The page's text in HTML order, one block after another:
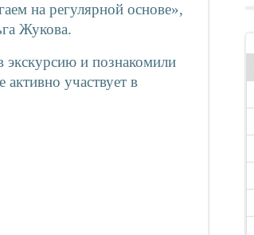
на регулярной основе»,
Жукова.
экскурсию и познакомили
участвует в